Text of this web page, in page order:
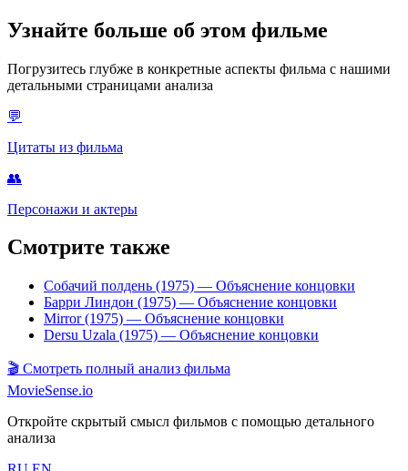
Узнайте больше об этом фильме
Погрузитесь глубже в конкретные аспекты фильма с нашими
детальными страницами анализа
💬
Цитаты из фильма
👥
Персонажи и актеры
Смотрите также
Собачий полдень (1975) — Объяснение концовки
Барри Линдон (1975) — Объяснение концовки
Mirror (1975) — Объяснение концовки
Dersu Uzala (1975) — Объяснение концовки
🎬 Смотреть полный анализ фильма
MovieSense.io
Откройте скрытый смысл фильмов с помощью детального
анализа